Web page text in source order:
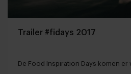
Trailer #fidays 2017
De Food Inspiration Days komen er